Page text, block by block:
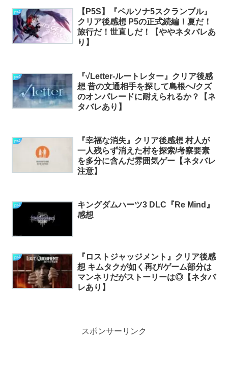
ps4
【P5S】『ペルソナ5スクランブル』
クリア後感想 P5の正式続編！夏だ！
旅行だ！世直しだ！【ややネタバレあ
り】
ps4
『√Letter-ルートレター』クリア後感
想 昔の文通相手を探して島根へ/クズ
のオンパレードに耐えられるか？【ネ
タバレあり】
ps4
『幸福な消失』クリア後感想 村人が
一人残らず消えた村を探索/考察要素
を多分に含んだ雰囲気ゲー【ネタバレ
注意】
ps4
キングダムハーツ3 DLC『Re Mind』
感想
ps4
『ロストジャッジメント』クリア後感
想 キムタクが如く再び/ゲーム部分は
マンネリだがストーリーは◎【ネタバ
レあり】
スポンサーリンク